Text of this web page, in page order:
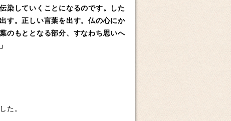
染していくことになるのです。した
す。正しい言葉を出す。仏の心にか
のもととなる部分、すなわち思いへ
た。